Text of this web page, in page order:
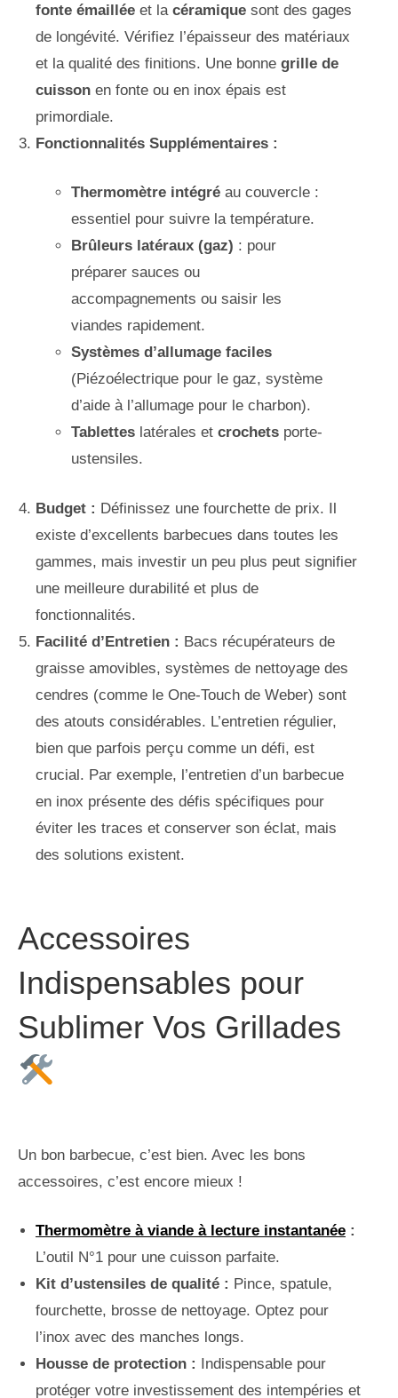
fonte émaillée et la céramique sont des gages
de longévité. Vérifiez l’épaisseur des matériaux
et la qualité des finitions. Une bonne grille de
cuisson en fonte ou en inox épais est
primordiale.
Fonctionnalités Supplémentaires :
Thermomètre intégré au couvercle :
essentiel pour suivre la température.
Brûleurs latéraux (gaz) : pour
préparer sauces ou
accompagnements ou saisir les
viandes rapidement.
Systèmes d’allumage faciles
(Piézoélectrique pour le gaz, système
d’aide à l’allumage pour le charbon).
Tablettes latérales et crochets porte-
ustensiles.
Budget : Définissez une fourchette de prix. Il
existe d’excellents barbecues dans toutes les
gammes, mais investir un peu plus peut signifier
une meilleure durabilité et plus de
fonctionnalités.
Facilité d’Entretien : Bacs récupérateurs de
graisse amovibles, systèmes de nettoyage des
cendres (comme le One-Touch de Weber) sont
des atouts considérables. L’entretien régulier,
bien que parfois perçu comme un défi, est
crucial. Par exemple, l’entretien d’un barbecue
en inox présente des défis spécifiques pour
éviter les traces et conserver son éclat, mais
des solutions existent.
Accessoires
Indispensables pour
Sublimer Vos Grillades
Un bon barbecue, c’est bien. Avec les bons
accessoires, c’est encore mieux !
Thermomètre à viande à lecture instantanée :
L’outil N°1 pour une cuisson parfaite.
Kit d’ustensiles de qualité : Pince, spatule,
fourchette, brosse de nettoyage. Optez pour
l’inox avec des manches longs.
Housse de protection :
Indispensable pour
protéger votre investissement des intempéries et